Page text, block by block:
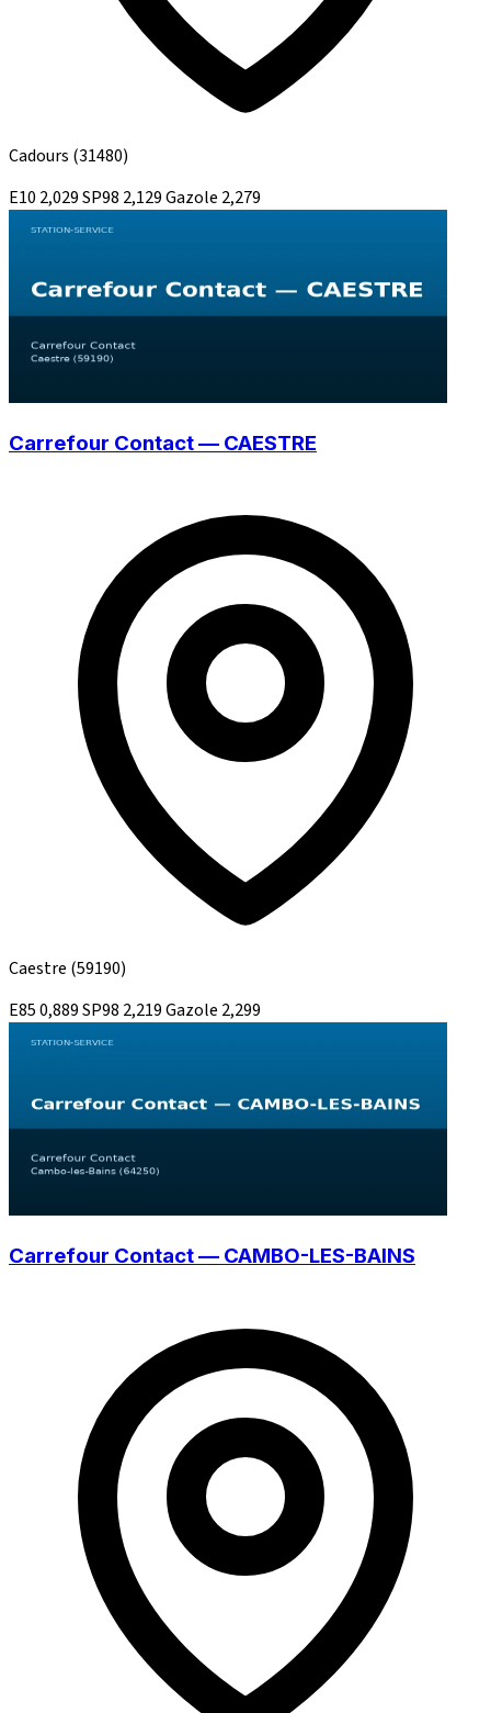
Cadours (31480)
E10 2,029SP98 2,129Gazole 2,279
Carrefour Contact — CAESTRE
Caestre (59190)
E850,889SP98 2,219Gazole 2,299
Carrefour Contact — CAMBO-LES-BAINS